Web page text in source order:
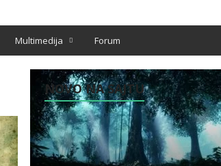
Multimedija Forum
NOVO NA SAJTU